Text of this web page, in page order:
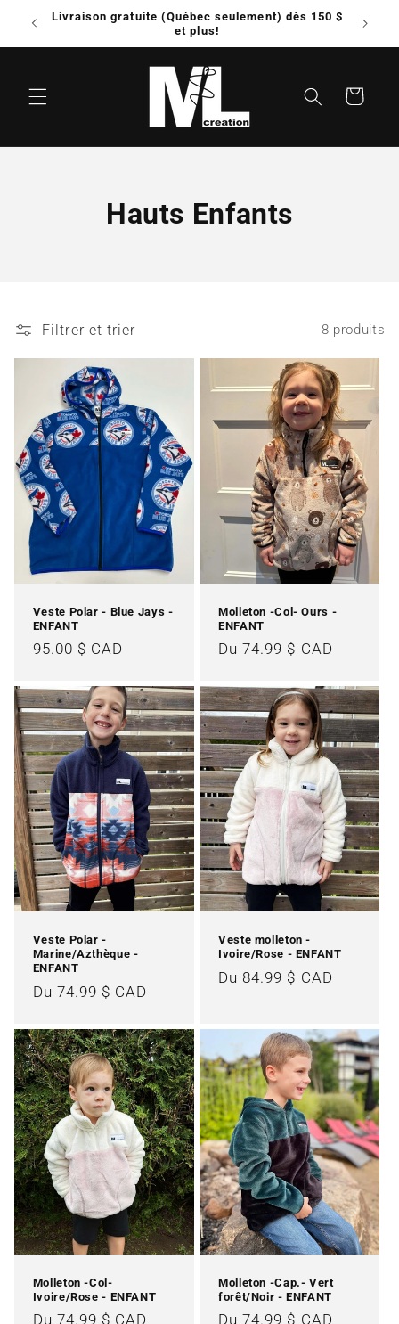
passer
contenu
Livraison gratuite (Québec seulement) dès 150 $
et plus!
Panier
C
l
e
c
t
o
n
:
Hauts Enfants
Filtrer et trier 8 produits
Veste Polar - Blue Jays -
ENFANT
Prix
95.00 $ CAD
Molleton -Col- Ours -
ENFANT
Prix
Du 74.99 $ CAD
Veste Polar -
Marine/Azthèque -
ENFANT
Prix
Du 74.99 $ CAD
Veste molleton -
Ivoire/Rose - ENFANT
Prix
Du 84.99 $ CAD
Molleton -Col-
Ivoire/Rose - ENFANT
Prix
Du 74.99 $ CAD
Molleton -Cap.- Vert
forêt/Noir - ENFANT
Prix
Du 74.99 $ CAD